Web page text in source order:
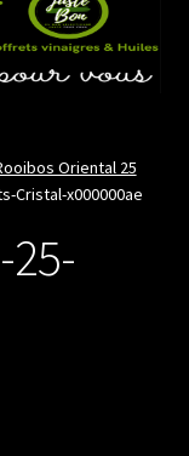
le
menu
Oriental 25
Cristal-x000000ae